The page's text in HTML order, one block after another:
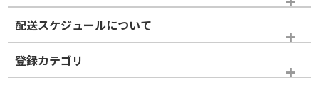
※商品ランクは出品者の主観により判断しておりますので、あら
かじめご了承ください。
ホイールランク
配送スケジュールについて
登録カテゴリ
タイヤのみ